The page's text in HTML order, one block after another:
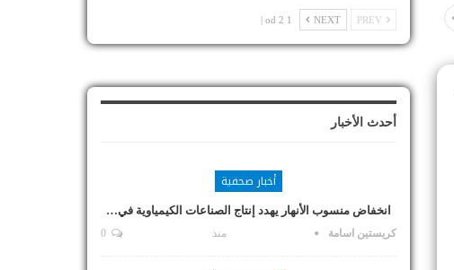
NEXT
1 od 2 |
أحدث الأخبار
أخبار صحفية
انخفاض منسوب الأنهار يهدد إنتاج الصناعات الكيمياوية في…
كريستين اسامة منذ